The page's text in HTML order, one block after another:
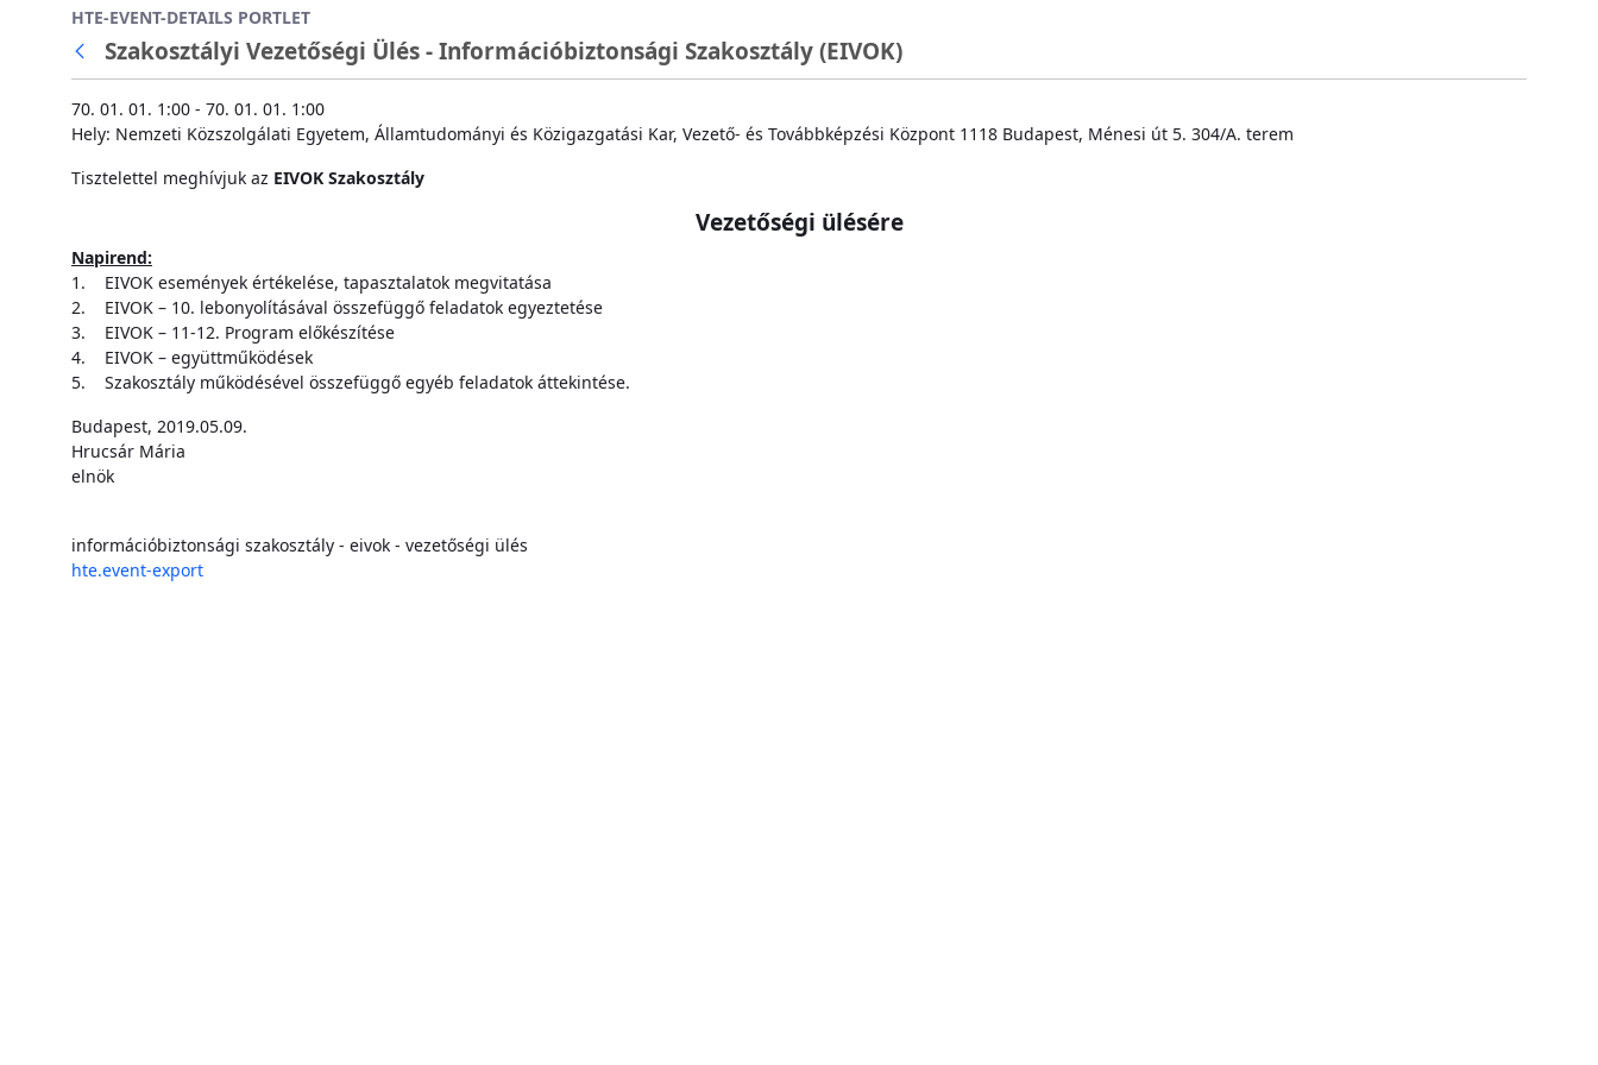
Ugrás a fő tartalomhoz
HTE-EVENT-DETAILS PORTLET
Szakosztályi Vezetőségi Ülés - Információbiztonsági Szakosztály (EIVOK)
70. 01. 01. 1:00 - 70. 01. 01. 1:00
Hely: Nemzeti Közszolgálati Egyetem, Államtudományi és Közigazgatási Kar, Vezető- és Továbbképzési Központ 1118 Budapest, Ménesi út 5. 304/A. terem
Tisztelettel meghívjuk az EIVOK Szakosztály
Vezetőségi ülésére
Napirend:
1. EIVOK események értékelése, tapasztalatok megvitatása
2. EIVOK – 10. lebonyolításával összefüggő feladatok egyeztetése
3. EIVOK – 11-12. Program előkészítése
4. EIVOK – együttműködések
5. Szakosztály működésével összefüggő egyéb feladatok áttekintése.
Budapest, 2019.05.09.
Hrucsár Mária
elnök
információbiztonsági szakosztály - eivok - vezetőségi ülés
hte.event-export